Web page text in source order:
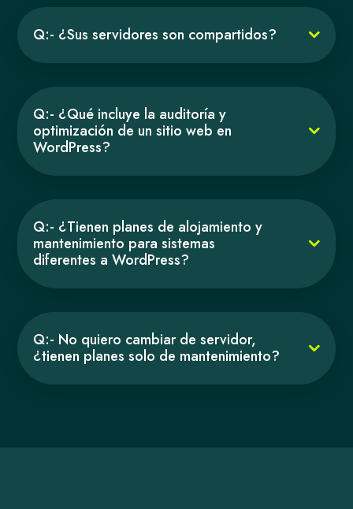
Q:- ¿Sus servidores son compartidos?
Q:- ¿Qué incluye la auditoría y
optimización de un sitio web en
WordPress?
Q:- ¿Tienen planes de alojamiento y
mantenimiento para sistemas
diferentes a WordPress?
Q:- No quiero cambiar de servidor,
¿tienen planes solo de mantenimiento?